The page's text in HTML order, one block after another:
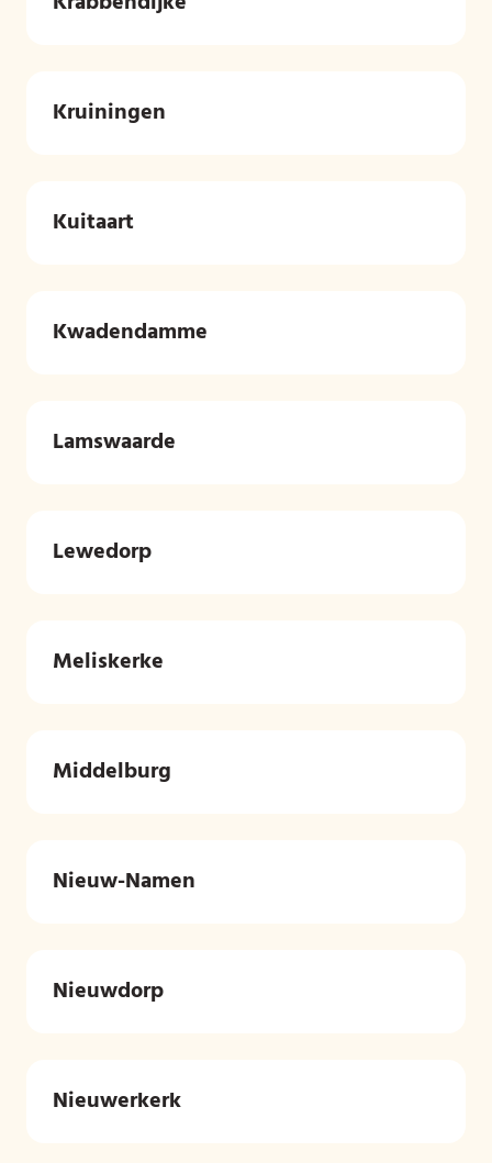
Kruiningen
Kuitaart
Kwadendamme
Lamswaarde
Lewedorp
Meliskerke
Middelburg
Nieuw-Namen
Nieuwdorp
Nieuwerkerk